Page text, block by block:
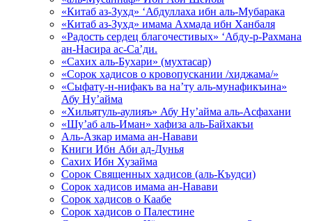
«Китаб аз-Зухд» ‘Абдуллаха ибн аль-Мубарака
«Китаб аз-Зухд» имама Ахмада ибн Ханбаля
«Радость сердец благочестивых» ‘Абду-р-Рахмана
ан-Насира ас-Са’ди.
«Сахих аль-Бухари» (мухтасар)
«Сорок хадисов о кровопускании /хиджама/»
«Сыфату-н-нифакъ ва на’ту аль-мунафикъина»
Абу Ну’айма
«Хильятуль-аулияъ» Абу Ну’айма аль-Асфахани
«Шу’аб аль-Иман» хафиза аль-Байхакъи
Аль-Азкар имама ан-Навави
Книги Ибн Аби ад-Дунья
Сахих Ибн Хузайма
Сорок Священных хадисов (аль-Къудси)
Сорок хадисов имама ан-Навави
Сорок хадисов о Каабе
Сорок хадисов о Палестине